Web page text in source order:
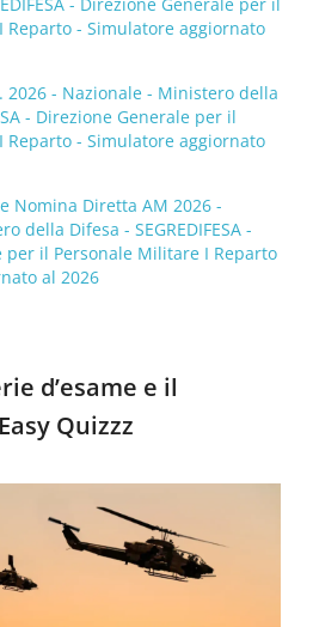
Reparto - Simulatore aggiornato
2026 - Nazionale - Ministero della
- Direzione Generale per il
Reparto - Simulatore aggiornato
Nomina Diretta AM 2026 -
della Difesa - SEGREDIFESA -
per il Personale Militare I Reparto
al 2026
d’esame e il
Quizzz